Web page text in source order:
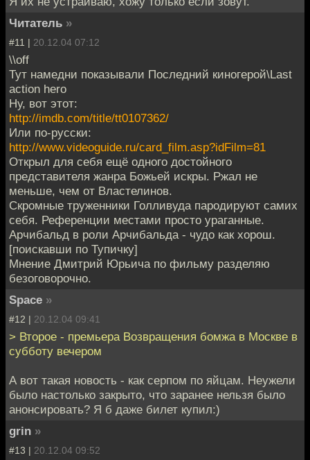
Читатель »
#11 | 20.12.04 07:12
\\off
Тут намедни показывали Последний киногерой\Last
action hero
Ну, вот этот:
http://imdb.com/title/tt0107362/
Или по-русски:
http://www.videoguide.ru/card_film.asp?idFilm=81
Открыл для себя ещё одного достойного
представителя жанра Божьей искры. Ржал не
меньше, чем от Властелинов.
Скромные труженники Голливуда пародируют самих
себя. Референции местами просто ураганные.
Арчибальд в роли Арчибальда - чудо как хорош.
[поискавши по Тупичку]
Мнение Дмитрий Юрьича по фильму разделяю
безоговорочно.
Space »
#12 | 20.12.04 09:41
> Второе - премьера Возвращения бомжа в Москве в
субботу вечером
А вот такая новость - как серпом по яйцам. Неужели
было настолько закрыто, что заранее нельзя было
анонсировать? Я б даже билет купил:)
grin »
#13 | 20.12.04 09:52